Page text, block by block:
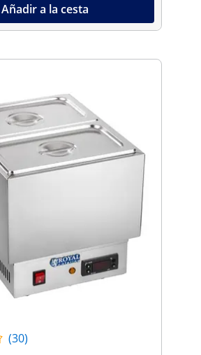
Añadir a la cesta
(30)